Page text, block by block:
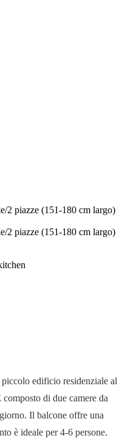
2 piazze (151-180 cm largo)
2 piazze (151-180 cm largo)
edificio residenziale al
di due camere da
Il balcone offre una
è ideale per 4-6 persone.